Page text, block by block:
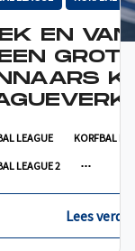
EN VAN
LEAGUE KORFBAL
LEAGUE 2
Lees verder